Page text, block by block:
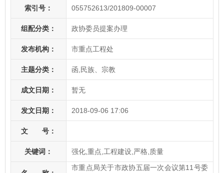
索引号： 055752613/201809-00007
组配分类： 政协委员提案办理
发布机构： 市重点工程处
主题分类： 函,民族、宗教
成文日期： 暂无
发文日期： 2018-09-06 17:06
文 号：
关键词： 强化,重点,工程建设,严格,质量
市重点局关于市政协五届一次会议第11号委